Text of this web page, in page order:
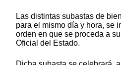
Las distintas subastas de
para el mismo día y hora, se
orden en que se proceda a
Oficial del Estado.